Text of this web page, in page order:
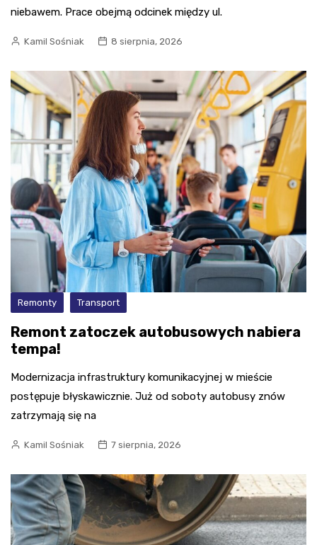
niebawem. Prace obejmą odcinek między ul.
Kamil Sośniak 8 sierpnia, 2026
Remonty Transport
Remont zatoczek autobusowych nabiera
tempa!
Modernizacja infrastruktury komunikacyjnej w mieście
postępuje błyskawicznie. Już od soboty autobusy znów
zatrzymają się na
Kamil Sośniak 7 sierpnia, 2026